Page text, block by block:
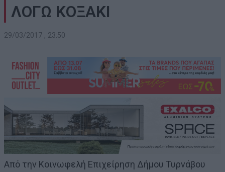
ΛΟΓΩ ΚΟΞΑΚΙ
29/03/2017 , 23:50
Από την Κοινωφελή Επιχείρηση Δήμου Τυρνάβου